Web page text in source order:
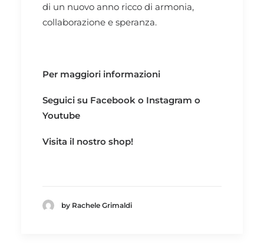
di un nuovo anno ricco di armonia,
collaborazione e speranza.
Per maggiori informazioni
Seguici su Facebook o Instagram o
Youtube
Visita il nostro shop!
by Rachele Grimaldi